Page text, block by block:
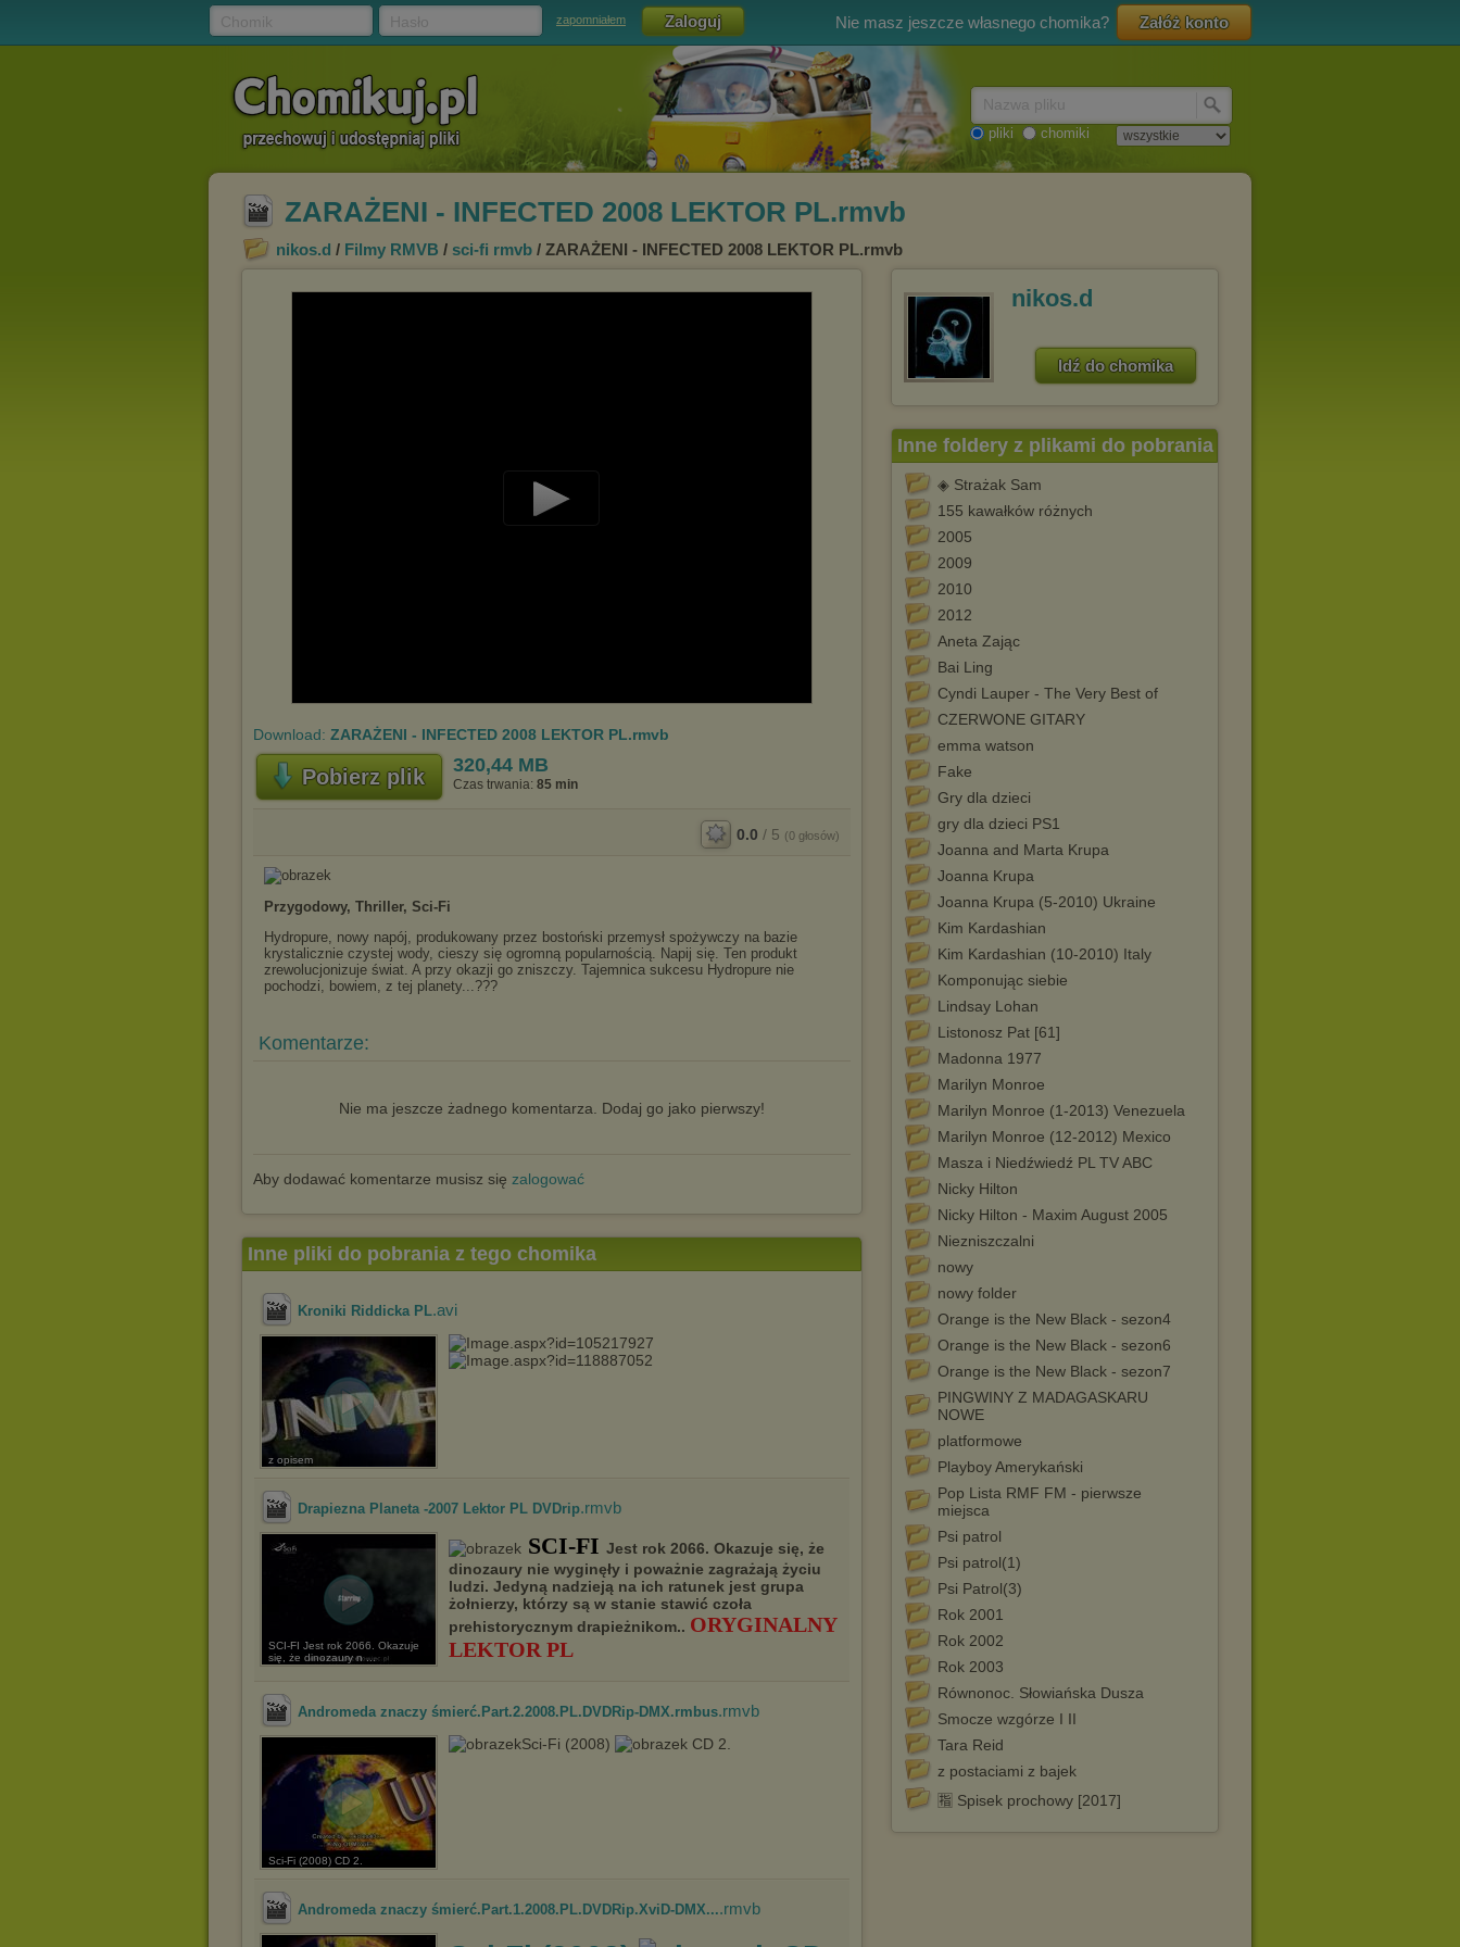
zapomniałem Nie masz jeszcze własnego chomika? Załóż konto
pliki chomiki
ZARAŻENI - INFECTED 2008 LEKTOR PL.rmvb
nikos.d / Filmy RMVB / sci-fi rmvb / ZARAŻENI - INFECTED 2008 LEKTOR PL.rmvb
Download: ZARAŻENI - INFECTED 2008 LEKTOR PL.rmvb
Pobierz plik 320,44 MB
Czas trwania: 85 min
0.0 / 5 (0 głosów)
Przygodowy, Thriller, Sci-Fi
Hydropure, nowy napój, produkowany przez bostoński przemysł spożywczy na bazie
krystalicznie czystej wody, cieszy się ogromną popularnością. Napij się. Ten produkt
zrewolucjonizuje świat. A przy okazji go zniszczy. Tajemnica sukcesu Hydropure nie
pochodzi, bowiem, z tej planety...???
Komentarze:
Nie ma jeszcze żadnego komentarza. Dodaj go jako pierwszy!
Aby dodawać komentarze musisz się zalogować
nikos.d
Idź do chomika
Inne foldery z plikami do pobrania
◈ Strażak Sam
155 kawałków różnych
2005
2009
2010
2012
Aneta Zając
Bai Ling
Cyndi Lauper - The Very Best of
CZERWONE GITARY
emma watson
Fake
Gry dla dzieci
gry dla dzieci PS1
Joanna and Marta Krupa
Joanna Krupa
Joanna Krupa (5-2010) Ukraine
Kim Kardashian
Kim Kardashian (10-2010) Italy
Komponując siebie
Lindsay Lohan
Listonosz Pat [61]
Madonna 1977
Marilyn Monroe
Marilyn Monroe (1-2013) Venezuela
Marilyn Monroe (12-2012) Mexico
Masza i Niedźwiedź PL TV ABC
Nicky Hilton
Nicky Hilton - Maxim August 2005
Niezniszczalni
nowy
nowy folder
Orange is the New Black - sezon4
Orange is the New Black - sezon6
Orange is the New Black - sezon7
PINGWINY Z MADAGASKARU
NOWE
platformowe
Playboy Amerykański
Pop Lista RMF FM - pierwsze
miejsca
Psi patrol
Psi patrol(1)
Psi Patrol(3)
Rok 2001
Rok 2002
Rok 2003
Równonoc. Słowiańska Dusza
Smocze wzgórze I II
Tara Reid
z postaciami z bajek
🈯 Spisek prochowy [2017]
Inne pliki do pobrania z tego chomika
Kroniki Riddicka PL.avi
z opisem
Drapiezna Planeta -2007 Lektor PL DVDrip.rmvb
SCI-FI Jest rok 2066. Okazuje
się, że dinozaury n ...
SCI-FI Jest rok 2066. Okazuje się, że
dinozaury nie wyginęły i poważnie zagrażają życiu
ludzi. Jedyną nadzieją na ich ratunek jest grupa
żołnierzy, którzy są w stanie stawić czoła
prehistorycznym drapieżnikom.. ORYGINALNY
LEKTOR PL
Andromeda znaczy śmierć.Part.2.2008.PL.DVDRip-DMX.rmbus.rmvb
Sci-Fi (2008) CD 2.
Sci-Fi (2008) CD 2.
Andromeda znaczy śmierć.Part.1.2008.PL.DVDRip.XviD-DMX....rmvb